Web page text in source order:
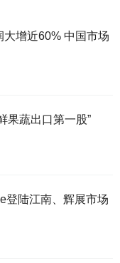
增近60% 中国市场
果蔬出口第一股”
登陆江南、辉展市场